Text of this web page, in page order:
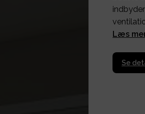
Læs
Se